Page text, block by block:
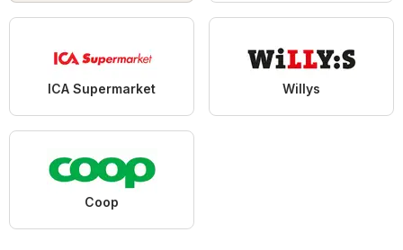
ICA Supermarket Willys
Coop